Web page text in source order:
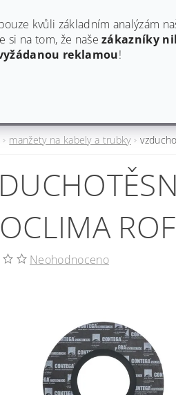
606624953
manžety na kabely a trubky
Neohodnoceno
kvůli základním analýzám
si na tom, že našezákazníky
reklamou!